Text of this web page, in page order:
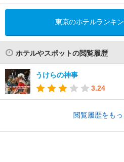
東京のホテルランキ
ホテルやスポットの閲覧履歴
うけらの神事
3.24
閲覧履歴をも